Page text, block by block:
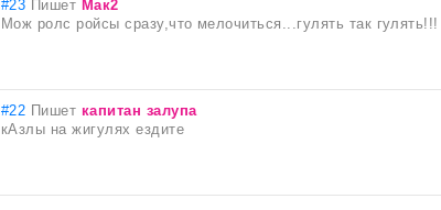
#23 Пишет Мак2
Мож ролс ройсы сразу,что мелочиться...гулять так гулять!!!
#22 Пишет капитан залупа
кАзлы на жигулях ездите